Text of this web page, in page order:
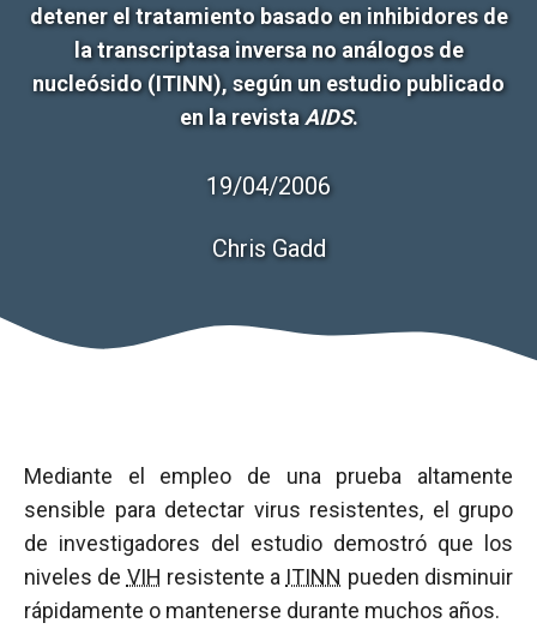
detener el tratamiento basado en inhibidores de
la transcriptasa inversa no análogos de
nucleósido (ITINN), según un estudio publicado
en la revistaAIDS.
19/04/2006
Chris Gadd
Mediante el empleo de una prueba altamente
sensible para detectar virus resistentes, el grupo
de investigadores del estudio demostró que los
niveles de VIH resistente a ITINN pueden disminuir
rápidamente o mantenerse durante muchos años.